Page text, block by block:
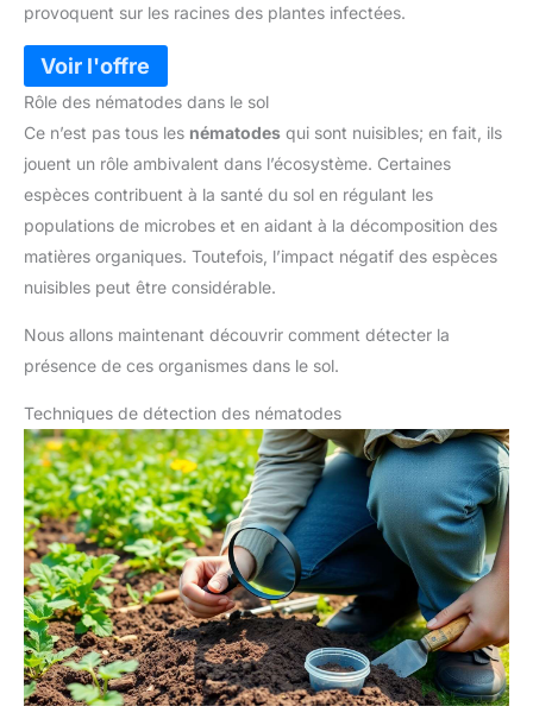
provoquent sur les racines des plantes infectées.
Rôle des nématodes dans le sol
Ce n’est pas tous les nématodes qui sont nuisibles; en fait, ils
jouent un rôle ambivalent dans l’écosystème. Certaines
espèces contribuent à la santé du sol en régulant les
populations de microbes et en aidant à la décomposition des
matières organiques. Toutefois, l’impact négatif des espèces
nuisibles peut être considérable.
Nous allons maintenant découvrir comment détecter la
présence de ces organismes dans le sol.
Techniques de détection des nématodes